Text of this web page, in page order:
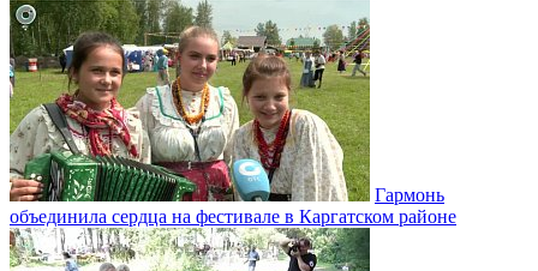
Гармонь
объединила сердца на фестивале в Каргатском районе